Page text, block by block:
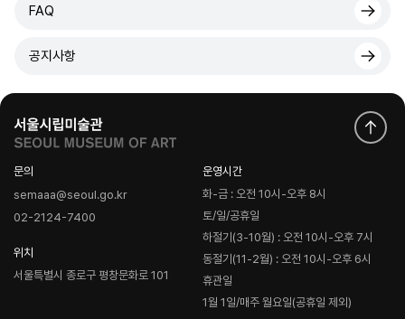
FAQ
공지사항
문의
semaaa@seoul.go.kr
02-2124-7400
위치
서울특별시 종로구 평창문화로 101
운영시간
화-금 : 오전 10시-오후 8시
토/일/공휴일
하절기(3-10월) : 오전 10시-오후 7시
동절기(11-2월) : 오전 10시-오후 6시
휴관일
1월 1일/매주 월요일(공휴일 제외)